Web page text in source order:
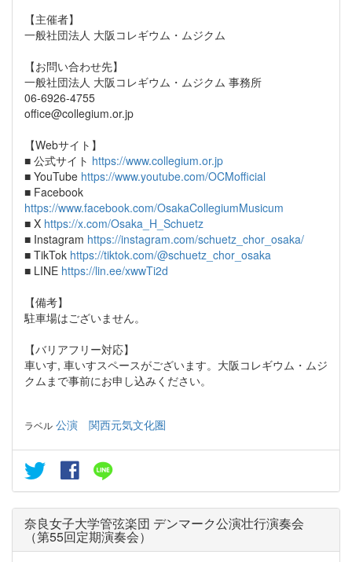
【主催者】
一般社団法人 大阪コレギウム・ムジクム
【お問い合わせ先】
一般社団法人 大阪コレギウム・ムジクム 事務所
06-6926-4755
office@collegium.or.jp
【Webサイト】
■ 公式サイト https://www.collegium.or.jp
■ YouTube https://www.youtube.com/OCMofficial
■ Facebook
https://www.facebook.com/OsakaCollegiumMusicum
■ X https://x.com/Osaka_H_Schuetz
■ Instagram https://instagram.com/schuetz_chor_osaka/
■ TikTok https://tiktok.com/@schuetz_chor_osaka
■ LINE https://lin.ee/xwwTi2d
【備考】
駐車場はございません。
【バリアフリー対応】
車いす, 車いすスペースがございます。大阪コレギウム・ムジ
クムまで事前にお申し込みください。
ラベル 公演 関西元気文化圏
奈良女子大学管弦楽団 デンマーク公演壮行演奏会
（第55回定期演奏会）